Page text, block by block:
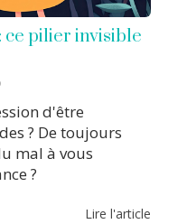
pilier invisible
d'être
? De toujours
mal à vous
?
Lire l'article